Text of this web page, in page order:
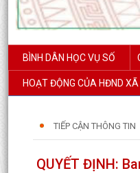
BÌNH DÂN HỌC VỤ SỐ
HOẠT ĐỘNG CỦA HĐND XÃ
TIẾP CẬN THÔNG TIN
QUYẾT ĐỊNH: